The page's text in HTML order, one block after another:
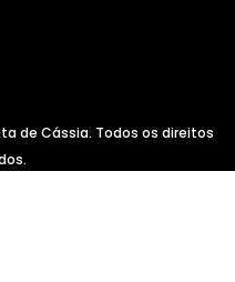
de Cássia. Todos os direitos